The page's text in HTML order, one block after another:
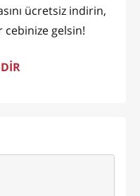
ücretsiz indirin,
gelsin!